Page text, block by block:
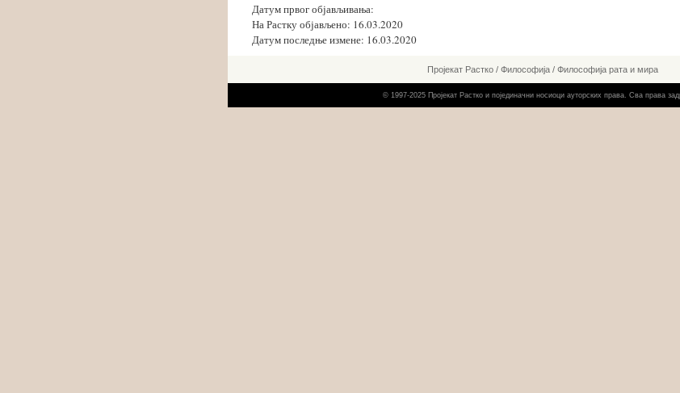
Датум првог објављивања:
На Растку објављено: 16.03.2020
Датум последње измене: 16.03.2020
Пројекат Растко / Философија / Философија рата и мира
© 1997-2025 Пројекат Растко и појединачни носиоци ауторских права. Сва права